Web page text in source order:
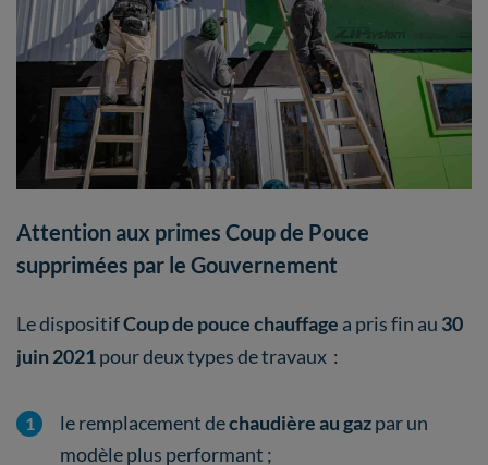
Attention aux primes Coup de Pouce
supprimées par le Gouvernement
Le dispositifCoup de pouce chauffage a pris fin au 30
juin 2021pour deux types de travaux :
le remplacement dechaudière au gazpar un
modèle plus performant ;